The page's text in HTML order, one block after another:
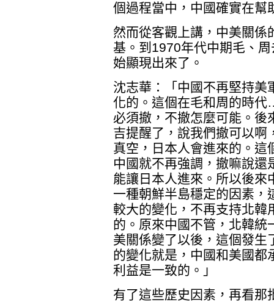
個過程當中，中國確實在幫
然而從客觀上講，中美關係
基。到1970年代中期毛、
始顯現出來了。
沈志華：「中國不再堅持美
化的。這個在毛和周的時
必須撤，不撤怎麼可能。後
吉提醒了，說我們撤可以啊
真空，日本人會進來的。這
中國就不再強調，撤嘛說還
能讓日本人進來。所以後來
一種朝鮮半島穩定的因素，
較大的變化，不再支持北韓
的。原來中國不管，北韓統
美關係變了以後，這個發生
的變化就是，中國和美國都
利益是一致的。」
有了這些歷史因素，再看那